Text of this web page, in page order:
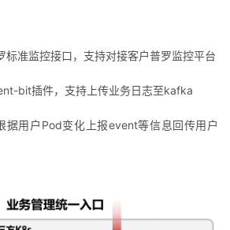
标准监控接口，支持对接客户普罗监控平台
bit插件，支持上传业务日志至kafka
据用户Pod变化上报event等信息回传用户